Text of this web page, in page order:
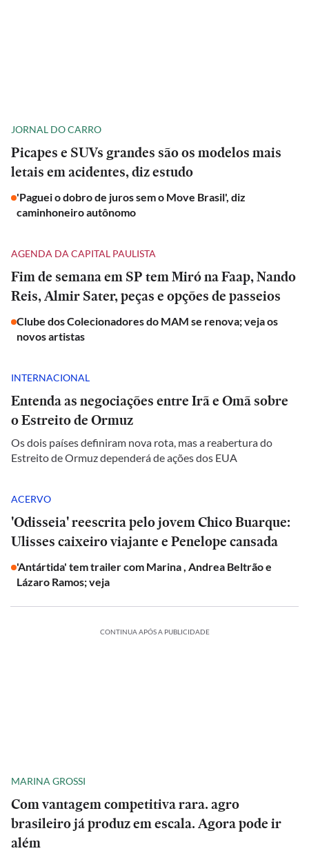
JORNAL DO CARRO
Picapes e SUVs grandes são os modelos mais
letais em acidentes, diz estudo
'Paguei o dobro de juros sem o Move Brasil', diz
caminhoneiro autônomo
AGENDA DA CAPITAL PAULISTA
Fim de semana em SP tem Miró na Faap, Nando
Reis, Almir Sater, peças e opções de passeios
Clube dos Colecionadores do MAM se renova; veja os
novos artistas
INTERNACIONAL
Entenda as negociações entre Irã e Omã sobre
o Estreito de Ormuz
Os dois países definiram nova rota, mas a reabertura do
Estreito de Ormuz dependerá de ações dos EUA
ACERVO
'Odisseia' reescrita pelo jovem Chico Buarque:
Ulisses caixeiro viajante e Penelope cansada
'Antártida' tem trailer com Marina , Andrea Beltrão e
Lázaro Ramos; veja
CONTINUA APÓS A PUBLICIDADE
MARINA GROSSI
Com vantagem competitiva rara. agro
brasileiro já produz em escala. Agora pode ir
além